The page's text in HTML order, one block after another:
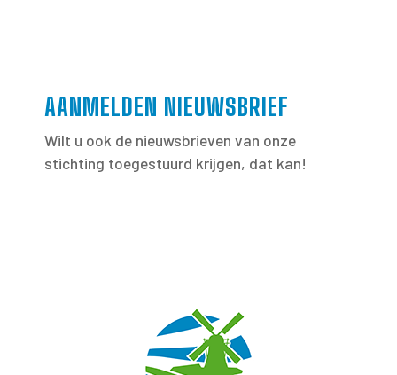
AANMELDEN NIEUWSBRIEF
Wilt u ook de nieuwsbrieven van onze
stichting toegestuurd krijgen, dat kan!